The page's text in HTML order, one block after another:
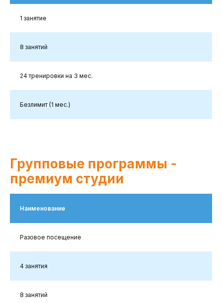
1 занятие
8 занятий
24 тренировки на 3 мес.
Безлимит (1 мес.)
Групповые программы -
премиум студии
Наименование
Разовое посещение
4 занятия
8 занятий